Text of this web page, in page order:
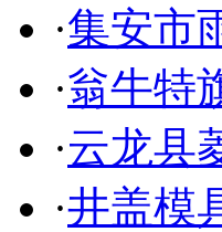
·集安市
·翁牛特
·云龙县
·井盖模